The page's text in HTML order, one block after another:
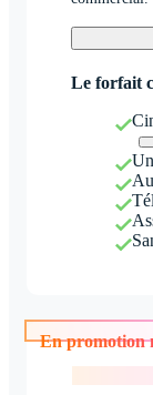
Le forfait
En promotion